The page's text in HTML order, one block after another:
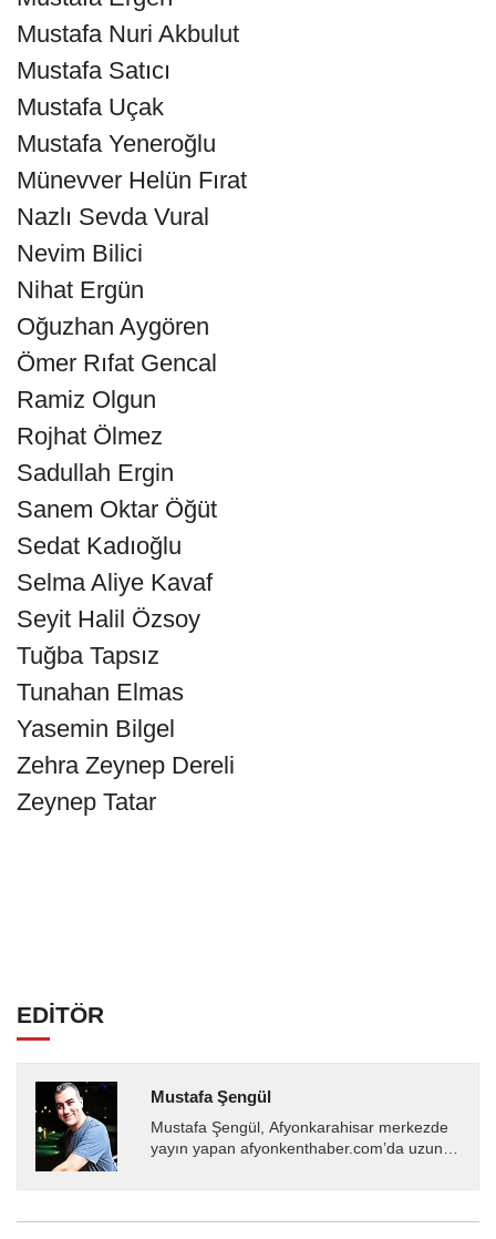
Mustafa Nuri Akbulut
Mustafa Satıcı
Mustafa Uçak
Mustafa Yeneroğlu
Münevver Helün Fırat
Nazlı Sevda Vural
Nevim Bilici
Nihat Ergün
Oğuzhan Aygören
Ömer Rıfat Gencal
Ramiz Olgun
Rojhat Ölmez
Sadullah Ergin
Sanem Oktar Öğüt
Sedat Kadıoğlu
Selma Aliye Kavaf
Seyit Halil Özsoy
Tuğba Tapsız
Tunahan Elmas
Yasemin Bilgel
Zehra Zeynep Dereli
Zeynep Tatar
EDİTÖR
Mustafa Şengül
Mustafa Şengül, Afyonkarahisar merkezde
yayın yapan afyonkenthaber.com’da uzun
almakta, haber akışı...